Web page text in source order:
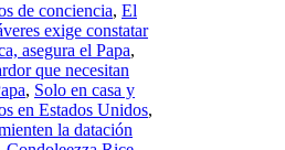
de conciencia, El
exige constatar
asegura el Papa,
que necesitan
, Solo en casa y
en Estados Unidos,
la datación